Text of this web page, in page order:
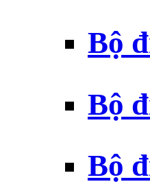
Bộ
Bộ
Bộ